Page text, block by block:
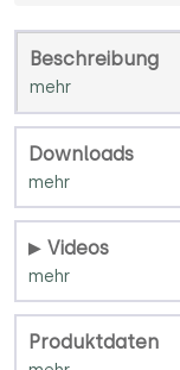
Beschreibung
Downloads
Videos
Produktdaten